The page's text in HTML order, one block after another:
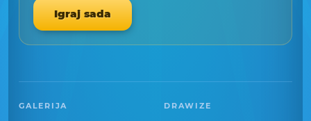
Igraj sada
GALERIJA DRAWIZE